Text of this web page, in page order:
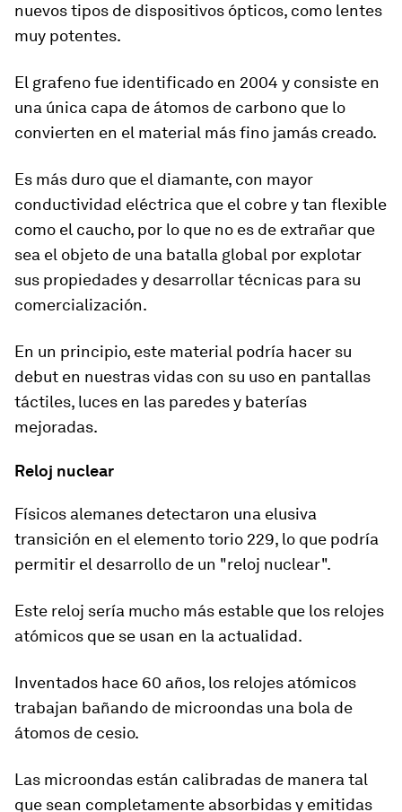
nuevos tipos de dispositivos ópticos, como lentes
muy potentes.
El grafeno fue identificado en 2004 y consiste en
una única capa de átomos de carbono que lo
convierten en el material más fino jamás creado.
Es más duro que el diamante, con mayor
conductividad eléctrica que el cobre y tan flexible
como el caucho, por lo que no es de extrañar que
sea el objeto de una batalla global por explotar
sus propiedades y desarrollar técnicas para su
comercialización.
En un principio, este material podría hacer su
debut en nuestras vidas con su uso en pantallas
táctiles, luces en las paredes y baterías
mejoradas.
Reloj nuclear
Físicos alemanes detectaron una elusiva
transición en el elemento torio 229, lo que podría
permitir el desarrollo de un "reloj nuclear".
Este reloj sería mucho más estable que los relojes
atómicos que se usan en la actualidad.
Inventados hace 60 años, los relojes atómicos
trabajan bañando de microondas una bola de
átomos de cesio.
Las microondas están calibradas de manera tal
que sean completamente absorbidas y emitidas